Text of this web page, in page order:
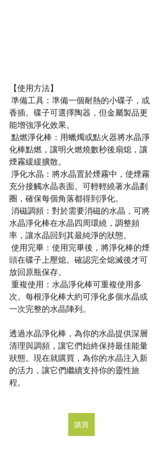
【使用方法】
準備工具：準備一個耐熱的小碟子，或
香插。碟子可選擇陶器，但金屬製品更
能增強淨化效果。
點燃淨化棒：用蠟燭或點火器將水晶淨
化棒點燃，讓明火燃燒數秒後扇熄，讓
煙霧緩緩擴散。
淨化水晶：將水晶置於煙霧中，使煙霧
充分接觸水晶表面。可輕輕繞著水晶劃
圈，確保每個角落都得到淨化。
消磁調頻：對於需要消磁的水晶，可將
水晶淨化棒在水晶四周環繞，調整頻
率，讓水晶回到其最純淨的狀態。
使用完畢：使用完畢後，將淨化棒的煙
頭在碟子上壓熄。確認完全熄滅後才可
放回原瓶保存。
重複使用：水晶淨化棒可重複使用多
次。每根淨化棒大約可淨化多個水晶或
一次完整的水晶陣列。
透過水晶淨化棒，為你的水晶提供深層
清理與調頻，讓它們始終保持最佳能量
狀態。現在就購買，為你的水晶注入新
的活力，讓它們繼續支持你的靈性旅
程。
購買